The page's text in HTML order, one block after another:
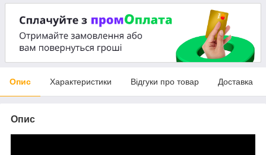
Опис Характеристики Відгуки про товар Доставка
Опис